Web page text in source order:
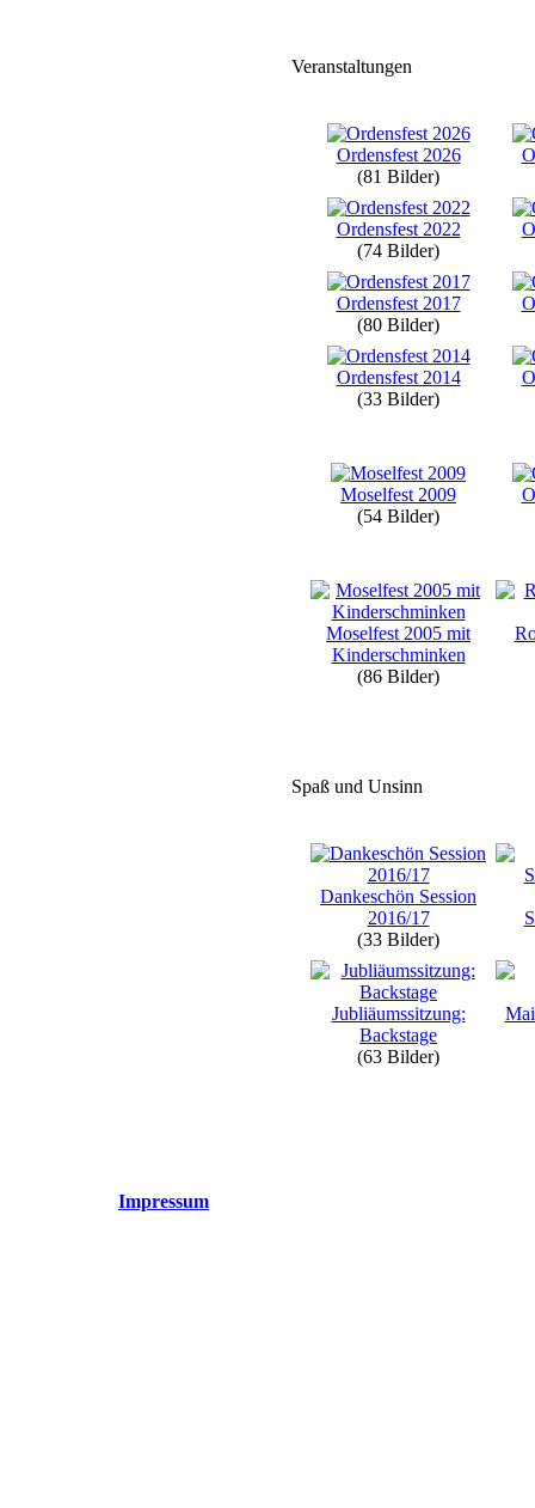
Veranstaltungen
Ordensfest 2026
(81 Bilder)
Ordensfest 2022
(74 Bilder)
Ordensfest 2017
(80 Bilder)
Ordensfest 2014
(33 Bilder)
Moselfest 2009
(54 Bilder)
Moselfest 2005 mit
Kinderschminken
(86 Bilder)
Spaß und Unsinn
Dankeschön Session
2016/17
(33 Bilder)
Jubliäumssitzung:
Backstage
(63 Bilder)
Impressum